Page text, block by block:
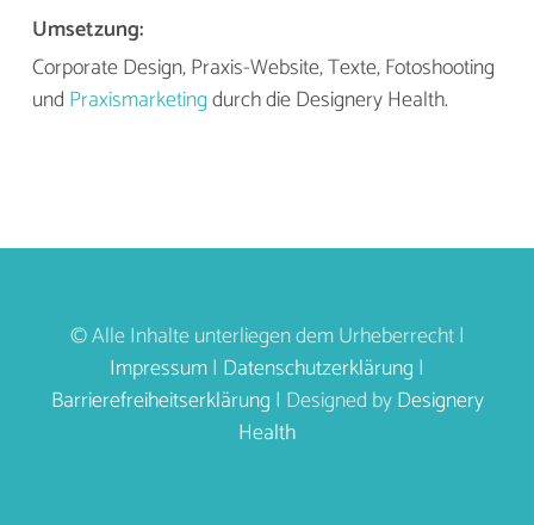
Umsetzung:
Corporate Design, Praxis-Website, Texte, Fotoshooting
und Praxismarketingdurch die Designery Health.
© Alle Inhalte unterliegen dem Urheberrecht |
Impressum| Datenschutzerklärung |
Barrierefreiheitserklärung | Designed byDesignery
Health